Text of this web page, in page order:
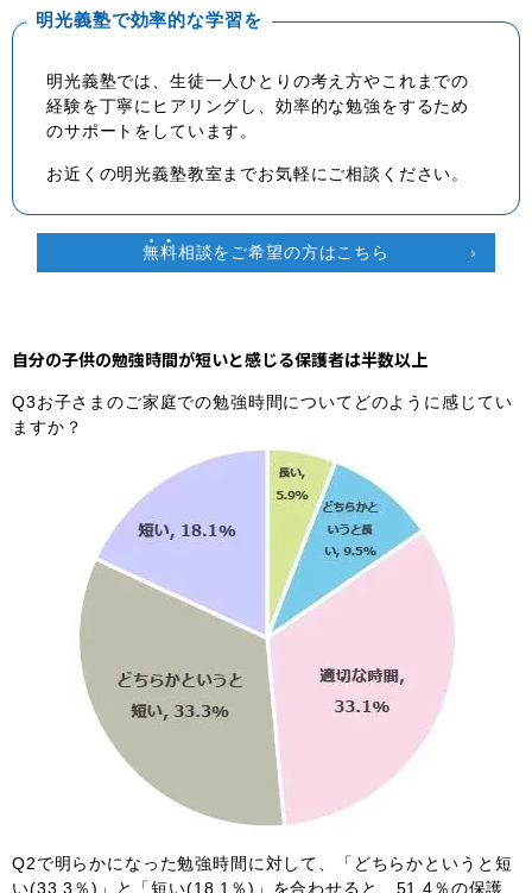
明光義塾で効率的な学習を
明光義塾では、生徒一人ひとりの考え方やこれまでの
経験を丁寧にヒアリングし、効率的な勉強をするため
のサポートをしています。
お近くの明光義塾教室までお気軽にご相談ください。
無料相談をご希望の方はこちら
自分の子供の勉強時間が短いと感じる保護者は半数以上
Q3お子さまのご家庭での勉強時間についてどのように感じてい
ますか？
Q2で明らかになった勉強時間に対して、「どちらかというと短
い(33.3％)」と「短い(18.1％)」を合わせると、51.4％の保護